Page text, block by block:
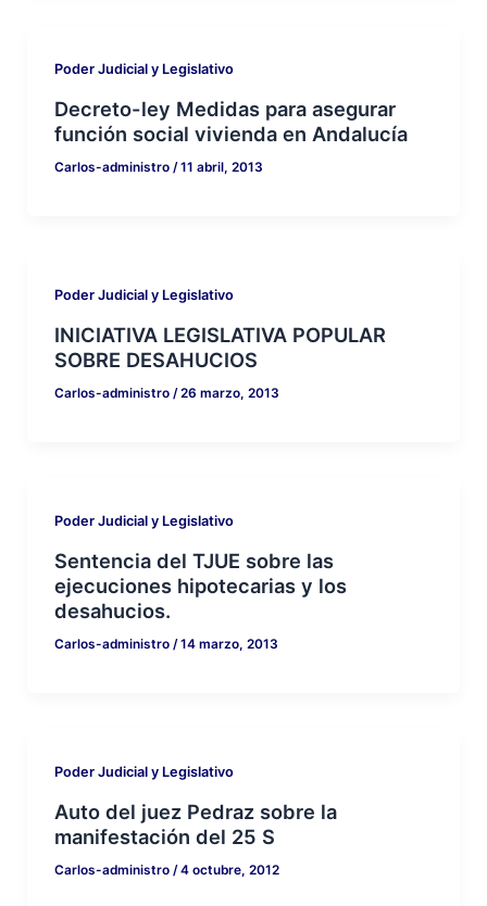
Poder Judicial y Legislativo
Decreto-ley Medidas para asegurar
función social vivienda en Andalucía
Carlos-administro /11 abril, 2013
Poder Judicial y Legislativo
INICIATIVA LEGISLATIVA POPULAR
SOBRE DESAHUCIOS
Carlos-administro /26 marzo, 2013
Poder Judicial y Legislativo
Sentencia del TJUE sobre las
ejecuciones hipotecarias y los
desahucios.
Carlos-administro /14 marzo, 2013
Poder Judicial y Legislativo
Auto del juez Pedraz sobre la
manifestación del 25 S
Carlos-administro /4 octubre, 2012